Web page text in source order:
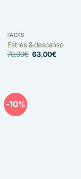
PACKS
Estrés & descanso
70.00€ El
63.00€El
-10%